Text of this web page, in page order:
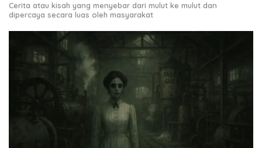
Cerita atau kisah yang menyebar dari mulut ke mulut dan
dipercaya secara luas oleh masyarakat